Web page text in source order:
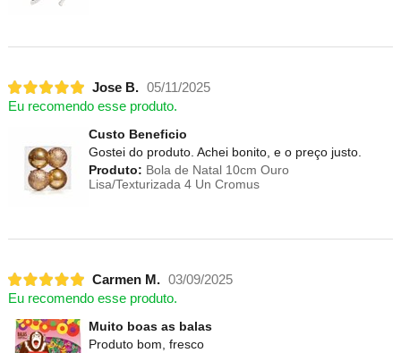
Jose B. 05/11/2025
Eu recomendo esse produto.
Custo Beneficio
Gostei do produto. Achei bonito, e o preço justo.
Produto: Bola de Natal 10cm Ouro
Lisa/Texturizada 4 Un Cromus
Carmen M. 03/09/2025
Eu recomendo esse produto.
Muito boas as balas
Produto bom, fresco